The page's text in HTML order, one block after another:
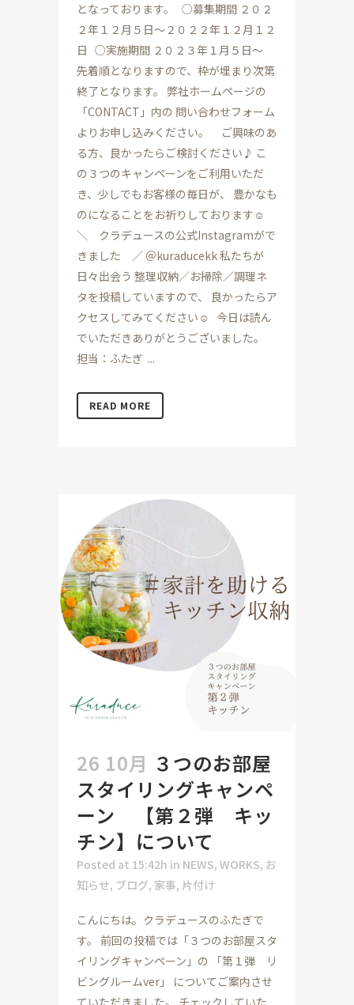
となっております。 ○募集期間 ２０２
２年１２月５日～２０２２年１２月１２
日 ○実施期間 ２０２３年１月５日～
先着順となりますので、枠が埋まり次第
終了となります。 弊社ホームページの
「CONTACT」内の 問い合わせフォーム
よりお申し込みください。 ご興味のあ
る方、良かったらご検討ください♪ こ
の３つのキャンペーンをご利用いただ
き、少しでもお客様の毎日が、 豊かなも
のになることをお祈りしております☺
＼ クラデュースの公式Instagramがで
きました ／ ＠kuraducekk 私たちが
日々出会う 整理収納／お掃除／調理ネ
タを投稿していますので、 良かったらア
クセスしてみてください☺ 今日は読ん
でいただきありがとうございました。
担当：ふたぎ ...
READ MORE
26 10月 ３つのお部屋
スタイリングキャンペ
ーン 【第２弾 キッ
チン】について
Posted at 15:42h in NEWS, WORKS, お
知らせ, ブログ, 家事, 片付け
こんにちは。クラデュースのふたぎで
す。 前回の投稿では「３つのお部屋スタ
イリングキャンペーン」の 「第１弾 リ
ビングルームver」 についてご案内させ